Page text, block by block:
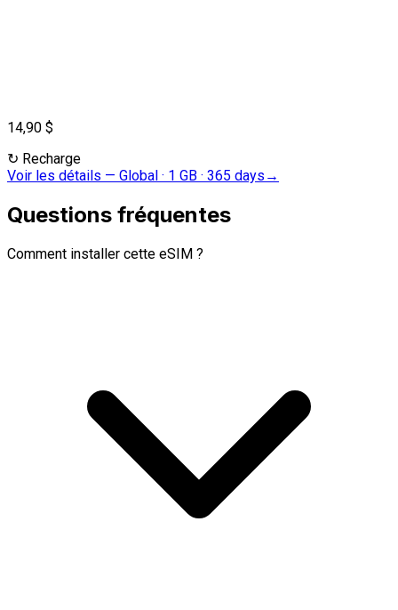
14,90 $
↻ Recharge
Voir les détails — Global · 1 GB · 365 days →
Questions fréquentes
Comment installer cette eSIM ?